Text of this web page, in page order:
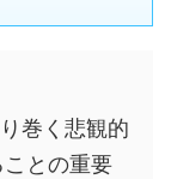
巻く悲観的
との重要